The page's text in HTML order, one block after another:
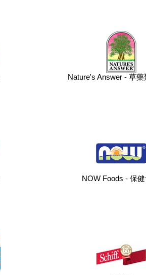
Nature's Answer - 草藥
NOW Foods - 保